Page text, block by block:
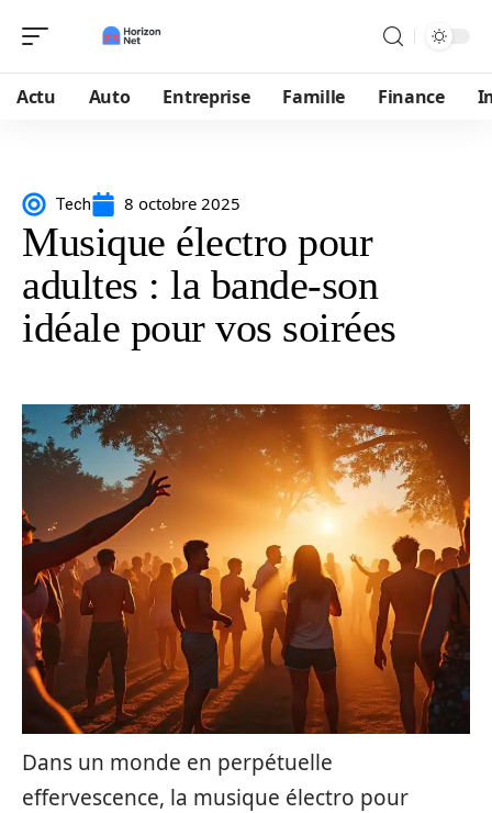
Actu Auto Entreprise Famille Finance
Tech 8 octobre 2025
Musique électro pour
adultes : la bande-son
idéale pour vos soirées
Dans un monde en perpétuelle
effervescence, la musique électro pour